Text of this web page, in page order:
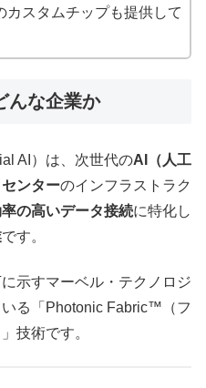
カスタムチップも提供して
んな企業か
AI）は、次世代のAI（人工
ンターのインフラストラク
の高いデータ接続に特化し
です。
示すマーベル・テクノロジ
る「Photonic Fabric™（フ
技術です。